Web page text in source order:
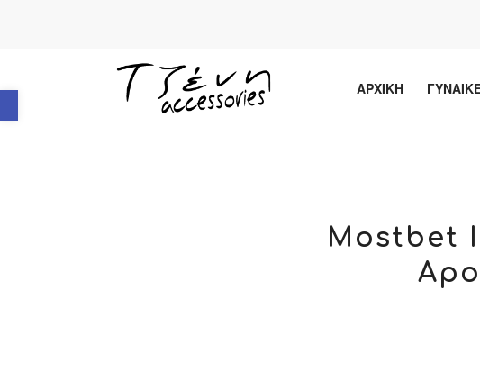
Ανοίξτε τη γραμμή εργαλείων ΑΡΧΙΚΗ
Mostbet